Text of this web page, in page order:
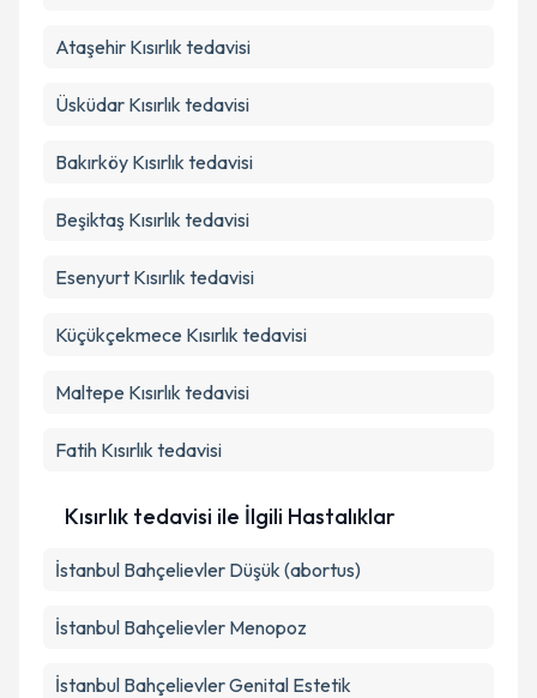
Ataşehir Kısırlık tedavisi
Üsküdar Kısırlık tedavisi
Bakırköy Kısırlık tedavisi
Beşiktaş Kısırlık tedavisi
Esenyurt Kısırlık tedavisi
Küçükçekmece Kısırlık tedavisi
Maltepe Kısırlık tedavisi
Fatih Kısırlık tedavisi
Kısırlık tedavisi ile İlgili Hastalıklar
İstanbul Bahçelievler Düşük (abortus)
İstanbul Bahçelievler Menopoz
İstanbul Bahçelievler Genital Estetik